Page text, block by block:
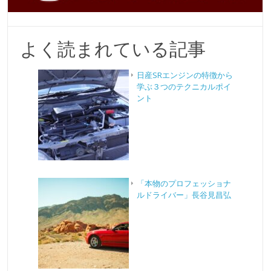
よく読まれている記事
日産SRエンジンの特徴から
学ぶ３つのテクニカルポイ
ント
「本物のプロフェッショナ
ルドライバー」長谷見昌弘